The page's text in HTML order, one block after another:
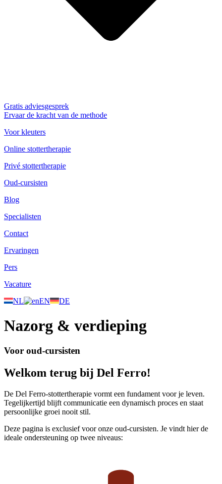
Gratis adviesgesprek
Ervaar de kracht van de methode
Voor kleuters
Online stottertherapie
Privé stottertherapie
Oud-cursisten
Blog
Specialisten
Contact
Ervaringen
Pers
Vacature
NL
EN DE
Nazorg & verdieping
Voor oud-cursisten
Welkom terug bij Del Ferro!
De Del Ferro-stottertherapie vormt een fundament voor je leven.
Tegelijkertijd blijft communicatie een dynamisch proces en staat
persoonlijke groei nooit stil.
Deze pagina is exclusief voor onze oud-cursisten. Je vindt hier de
ideale ondersteuning op twee niveaus: